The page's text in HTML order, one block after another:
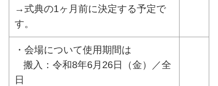
→式典の1ヶ月前に決定する予定で
す。
・会場について使用期間は
搬入：令和8年6月26日（金）／全
日